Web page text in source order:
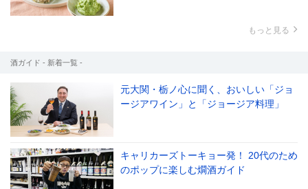
もっと見る
酒ガイド - 新着一覧 -
元大関・栃ノ心に聞く、おいしい「ジョ
ージアワイン」と「ジョージア料理」
キャリカーズトーキョー発！ 20代のため
のポップに楽しむ燗酒ガイド